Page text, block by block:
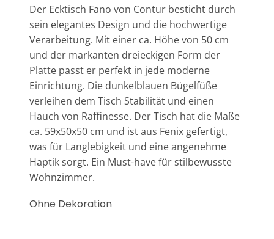
Der Ecktisch Fano von Contur besticht durch
sein elegantes Design und die hochwertige
Verarbeitung. Mit einer ca. Höhe von 50 cm
und der markanten dreieckigen Form der
Platte passt er perfekt in jede moderne
Einrichtung. Die dunkelblauen Bügelfüße
verleihen dem Tisch Stabilität und einen
Hauch von Raffinesse. Der Tisch hat die Maße
ca. 59x50x50 cm und ist aus Fenix gefertigt,
was für Langlebigkeit und eine angenehme
Haptik sorgt. Ein Must-have für stilbewusste
Wohnzimmer.
Ohne Dekoration